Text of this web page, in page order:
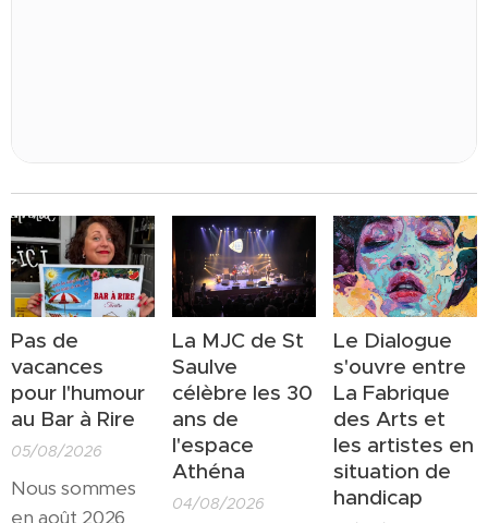
Pas de
vacances
pour l'humour
au Bar à Rire
05/08/2026
Nous sommes
en août 2026
La MJC de St
Saulve
célèbre les 30
ans de
l'espace
Athéna
04/08/2026
Le Dialogue
s'ouvre entre
La Fabrique
des Arts et
les artistes en
situation de
handicap